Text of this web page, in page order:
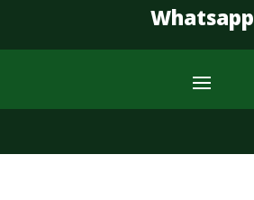
Whatsapp